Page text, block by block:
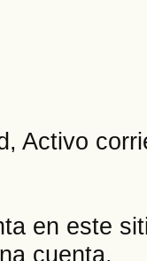
Activo
en este
cuenta.